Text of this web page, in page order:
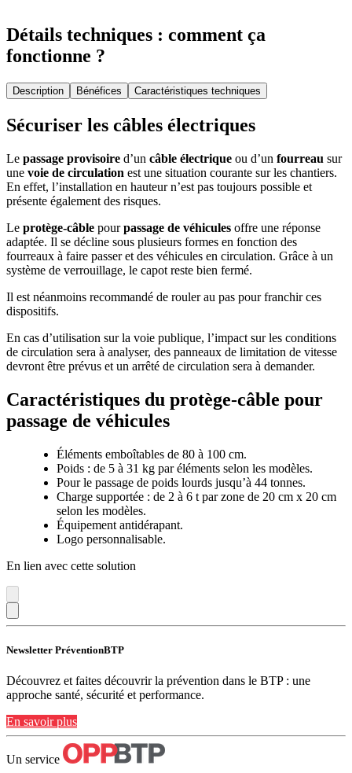
Détails techniques : comment ça
fonctionne ?
Description Bénéfices Caractéristiques techniques
Sécuriser les câbles électriques
Le passage provisoire d’un câble électrique ou d’un fourreau sur
une voie de circulation est une situation courante sur les chantiers.
En effet, l’installation en hauteur n’est pas toujours possible et
présente également des risques.
Le protège-câble pourpassage de véhicules offre une réponse
adaptée. Il se décline sous plusieurs formes en fonction des
fourreaux à faire passer et des véhicules en circulation. Grâce à un
système de verrouillage, le capot reste bien fermé.
Il est néanmoins recommandé de rouler au pas pour franchir ces
dispositifs.
En cas d’utilisation sur la voie publique, l’impact sur les conditions
de circulation sera à analyser, des panneaux de limitation de vitesse
devront être prévus et un arrêté de circulation sera à demander.
Caractéristiques du protège-câble pour
passage de véhicules
Éléments emboîtables de 80 à 100 cm.
Poids : de 5 à 31 kg par éléments selon les modèles.
Pour le passage de poids lourds jusqu’à 44 tonnes.
Charge supportée : de 2 à 6 t par zone de 20 cm x 20 cm
selon les modèles.
Équipement antidérapant.
Logo personnalisable.
En lien avec cette solution
Newsletter PréventionBTP
Découvrez et faites découvrir la prévention dans le BTP : une
approche santé, sécurité et performance.
En savoir plus
Un service